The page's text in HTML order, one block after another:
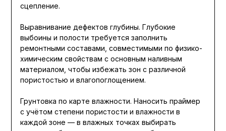
сцепление.
Выравнивание дефектов глубины. Глубокие
выбоины и полости требуется заполнить
ремонтными составами, совместимыми по физико-
химическим свойствам с основным наливным
материалом, чтобы избежать зон с различной
пористостью и влагопоглощением.
Грунтовка по карте влажности. Наносить праймер
с учётом степени пористости и влажности в
каждой зоне — в влажных точках выбирать